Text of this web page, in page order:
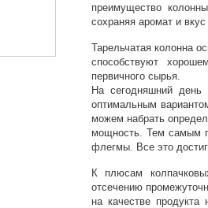
преимущество
сохраняя аромат и
Тарельчатая колонна
способствуют
первичного сырья.
На сегодняшний день
оптимальным
можем набрать
мощность. Тем самым
флегмы. Все это
К плюсам
отсечению
на качестве